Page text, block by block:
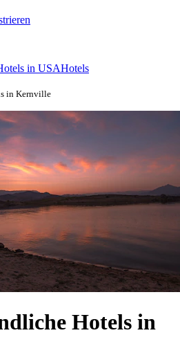
in USAHotels
in Kernville
Hotels in